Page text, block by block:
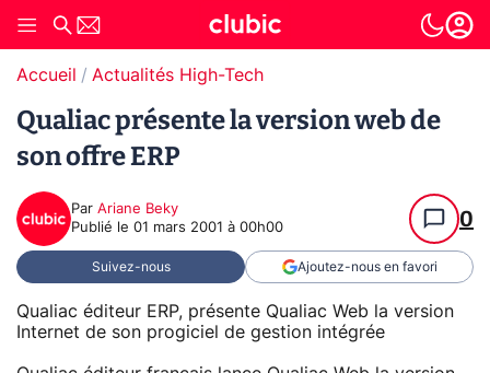
Accueil Actualités High-Tech
Qualiac présente la version web de
son offre ERP
Par Ariane Beky
Publié le 01 mars 2001 à 00h00 0
Suivez-nous Ajoutez-nous en favori
Qualiac éditeur ERP, présente Qualiac Web la version
Internet de son progiciel de gestion intégrée